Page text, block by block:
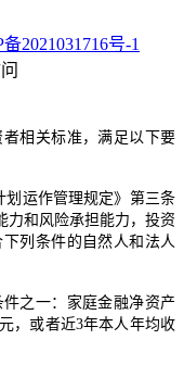
2021031716号-1
相关标准，满足以下要
划运作管理规定》第三条
力和风险承担能力，投资
列条件的自然人和法人
件之一：家庭金融净资产
，或者近3年本人年均收